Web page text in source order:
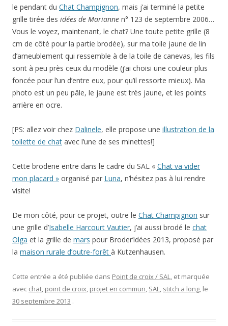
le pendant du Chat Champignon, mais j’ai terminé la petite
grille tirée des idées de Marianne n° 123 de septembre 2006…
Vous le voyez, maintenant, le chat? Une toute petite grille (8
cm de côté pour la partie brodée), sur ma toile jaune de lin
d’ameublement qui ressemble à de la toile de canevas, les fils
sont à peu près ceux du modèle (j’ai choisi une couleur plus
foncée pour l’un d’entre eux, pour qu’il ressorte mieux). Ma
photo est un peu pâle, le jaune est très jaune, et les points
arrière en ocre.
[PS: allez voir chez Dalinele, elle propose une illustration de la
toilette de chat avec l’une de ses minettes!]
Cette broderie entre dans le cadre du SAL « Chat va vider
mon placard » organisé par Luna, n’hésitez pas à lui rendre
visite!
De mon côté, pour ce projet, outre le Chat Champignon sur
une grille d’Isabelle Harcourt Vautier, j’ai aussi brodé le chat
Olga et la grille de mars pour Broder’idées 2013, proposé par
la maison rurale d’outre-forêt à Kutzenhausen.
Cette entrée a été publiée dans Point de croix / SAL, et marquée
avec chat, point de croix, projet en commun, SAL, stitch a long, le
30 septembre 2013 .